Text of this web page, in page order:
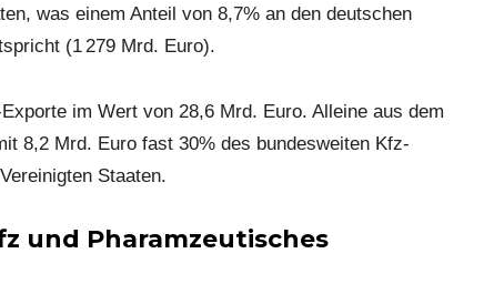
was einem Anteil von 8,7% an den deutschen
(1 279 Mrd. Euro).
im Wert von 28,6 Mrd. Euro. Alleine aus dem
8,2 Mrd. Euro fast 30% des bundesweiten Kfz-
Staaten.
und Pharamzeutisches